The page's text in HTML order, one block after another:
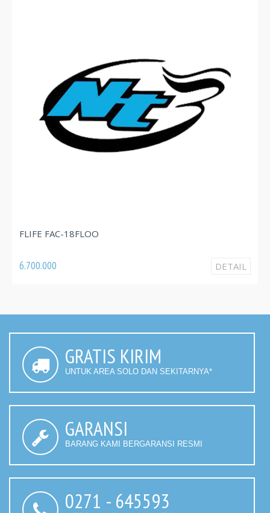
FAC-18FLOO
DETAIL
GRATIS KIRIM
UNTUK AREA SOLO DAN SEKITARNYA*
GARANSI
BARANG KAMI BERGARANSI RESMI
0271 - 645593